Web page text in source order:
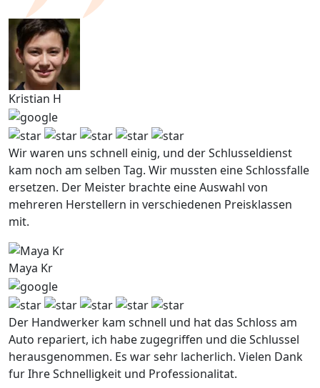
Kristian H
Wir waren uns schnell einig, und der Schlusseldienst
kam noch am selben Tag. Wir mussten eine Schlossfalle
ersetzen. Der Meister brachte eine Auswahl von
mehreren Herstellern in verschiedenen Preisklassen
mit.
Maya Kr
Der Handwerker kam schnell und hat das Schloss am
Auto repariert, ich habe zugegriffen und die Schlussel
herausgenommen. Es war sehr lacherlich. Vielen Dank
fur Ihre Schnelligkeit und Professionalitat.